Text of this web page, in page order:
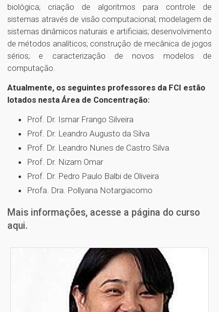
biológica; criação de algoritmos para controle de
sistemas através de visão computacional; modelagem de
sistemas dinâmicos naturais e artificiais; desenvolvimento
de métodos analíticos; construção de mecânica de jogos
sérios; e caracterização de novos modelos de
computação.
Atualmente, os seguintes professores da FCI estão
lotados nesta Área de Concentração:
Prof. Dr. Ismar Frango Silveira
Prof. Dr. Leandro Augusto da Silva
Prof. Dr. Leandro Nunes de Castro Silva
Prof. Dr. Nizam Omar
Prof. Dr. Pedro Paulo Balbi de Oliveira
Profa. Dra. Pollyana Notargiacomo
Mais informações, acesse a página do curso
aqui.